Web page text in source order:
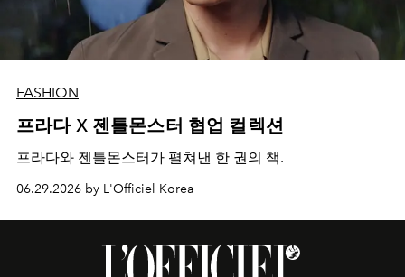
FASHION
프라다 X 젠틀몬스터 협업 컬렉션
프라다와 젠틀몬스터가 펼쳐낸 한 권의 책.
06.29.2026 by L'Officiel Korea